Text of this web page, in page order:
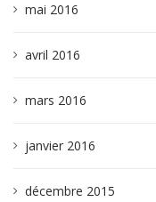
mai 2016
avril 2016
mars 2016
janvier 2016
décembre 2015